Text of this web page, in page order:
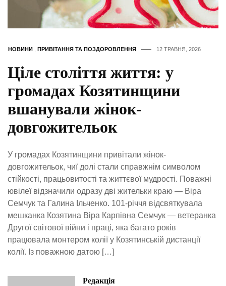
НОВИНИ ПРИВІТАННЯ ТА ПОЗДОРОВЛЕННЯ 12 ТРАВНЯ, 2026
Ціле століття життя: у
громадах Козятинщини
вшанували жінок-
довгожительок
У громадах Козятинщини привітали жінок-
довгожительок, чиї долі стали справжнім символом
стійкості, працьовитості та життєвої мудрості. Поважні
ювілеї відзначили одразу дві жительки краю — Віра
Семчук та Галина Ільченко. 101-річчя відсвяткувала
мешканка Козятина Віра Карпівна Семчук — ветеранка
Другої світової війни і праці, яка багато років
працювала монтером колії у Козятинській дистанції
колії. Із поважною датою […]
Редакція